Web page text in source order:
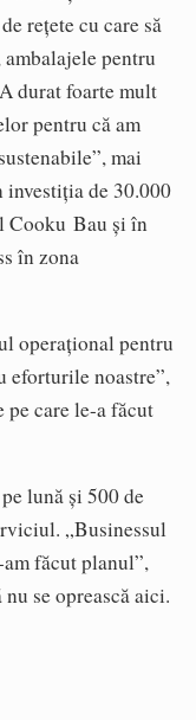
rețete cu care să
pentru
durat foarte mult
pentru că am
mai
investiția de 30.000
Cooku Bau și în
în zona
operațional pentru
eforturile noastre”,
pe care le-a făcut
lună și 500 de
„Businessul
făcut planul”,
se oprească aici.